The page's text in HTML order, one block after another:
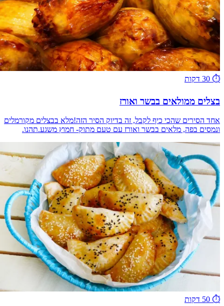
⏱️ 30 דקות
בצלים ממולאים בבשר ואורז
אחד הסירים שהכי כיף לקבל, זה בדיוק הסיר הזה!מלא בבצלים מקורמלים
ונמסים בפה, מלאים בבשר ואורז עם טעם מתוק- חמוץ משגע.תהנו.
⏱️ 50 דקות